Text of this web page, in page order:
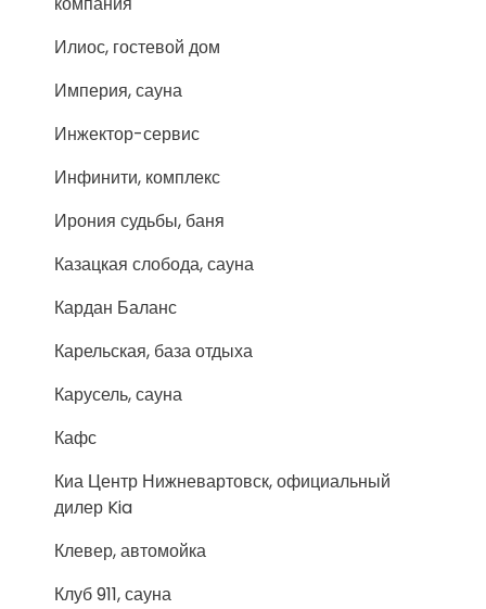
Илиос, гостевой дом
Империя, сауна
Инжектор-сервис
Инфинити, комплекс
Ирония судьбы, баня
Казацкая слобода, сауна
Кардан Баланс
Карельская, база отдыха
Карусель, сауна
Кафс
Киа Центр Нижневартовск, официальный
дилер Kia
Клевер, автомойка
Клуб 911, сауна